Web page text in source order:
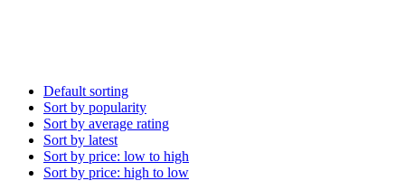
Default sorting
Sort by popularity
Sort by average rating
Sort by latest
Sort by price: low to high
Sort by price: high to low